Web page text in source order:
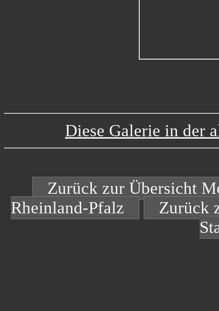
Diese Galerie in der
Zurück zur Übersicht
Rheinland-Pfalz
Zurück